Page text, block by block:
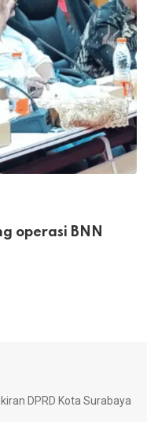
operasi BNN
DPRD Kota Surabaya